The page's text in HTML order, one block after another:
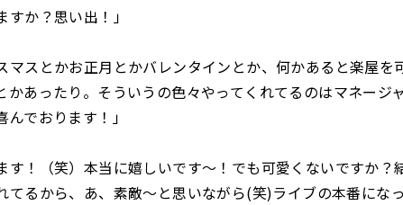
か？思い出！」
スとかお正月とかバレンタインとか、何かあると楽屋を
かあったり。そういうの色々やってくれてるのはマネージャ
んでおります！」
！（笑）本当に嬉しいです〜！でも可愛くないですか？
てるから、あ、素敵〜と思いながら(笑)ライブの本番にな